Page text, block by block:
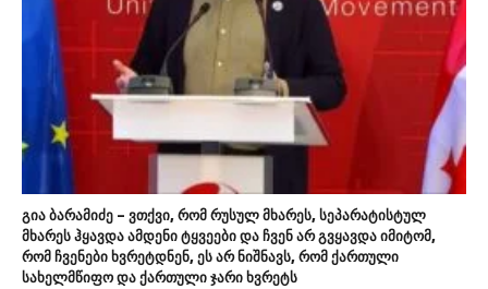
გია ბარამიძე – ვთქვი, რომ რუსულ მხარეს, სეპარატისტულ
მხარეს ჰყავდა ამდენი ტყვეები და ჩვენ არ გვყავდა იმიტომ,
რომ ჩვენები ხვრეტდნენ, ეს არ ნიშნავს, რომ ქართული
სახელმწიფო და ქართული ჯარი ხვრეტს